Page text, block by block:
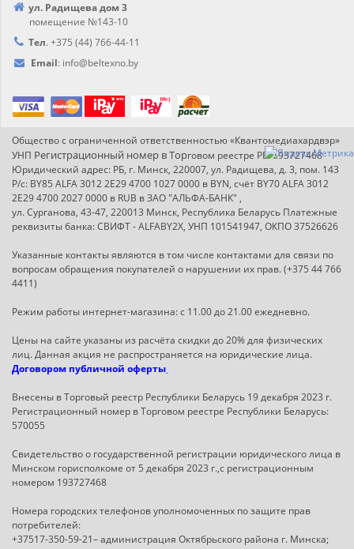
ул. Радищева дом 3
помещение №143-10
Тел. +375 (44) 766-44-11
Email: info@beltexno.by
Общество с ограниченной ответственностью «Квантомедиахардвэр»
УНП Регистрационный номер в Торговом реестре РБ: 193727468
Юридический адрес: РБ, г. Минск, 220007, ул. Радищева, д. 3, пом. 143
Р/с: BY85 ALFA 3012 2E29 4700 1027 0000 в BYN, счёт BY70 ALFA 3012
2E29 4700 2027 0000 в RUB в ЗАО "АЛЬФА-БАНК" ,
ул. Сурганова, 43-47, 220013 Минск, Республика Беларусь Платежные
реквизиты банка: СВИФТ - ALFABY2X, УНП 101541947, ОКПО 37526626
Указанные контакты являются в том числе контактами для связи по
вопросам обращения покупателей о нарушении их прав. (+375 44 766
4411)
Режим работы интернет-магазина: с 11.00 до 21.00 ежедневно.
Цены на сайте указаны из расчёта скидки до 20% для физических
лиц. Данная акция не распространяется на юридические лица.
Договором публичной оферты
Внесены в Торговый реестр Республики Беларусь 19 декабря 2023 г.
Регистрационный номер в Торговом реестре Республики Беларусь:
570055
Свидетельство о государственной регистрации юридического лица в
Минском горисполкоме от 5 декабря 2023 г.,с регистрационным
номером 193727468
Номера городских телефонов уполномоченных по защите прав
потребителей:
+37517-350-59-21– администрация Октябрьского района г. Минска;